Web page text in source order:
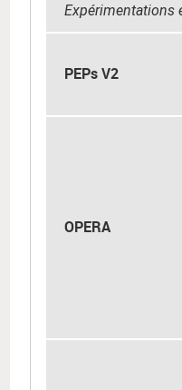
Expérimentations
PEPs V2
OPERA